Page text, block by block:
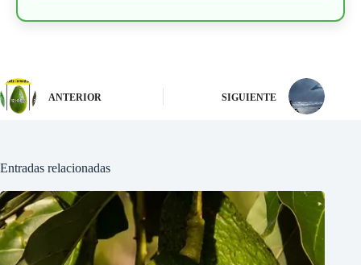
ANTERIOR SIGUIENTE
Entradas relacionadas